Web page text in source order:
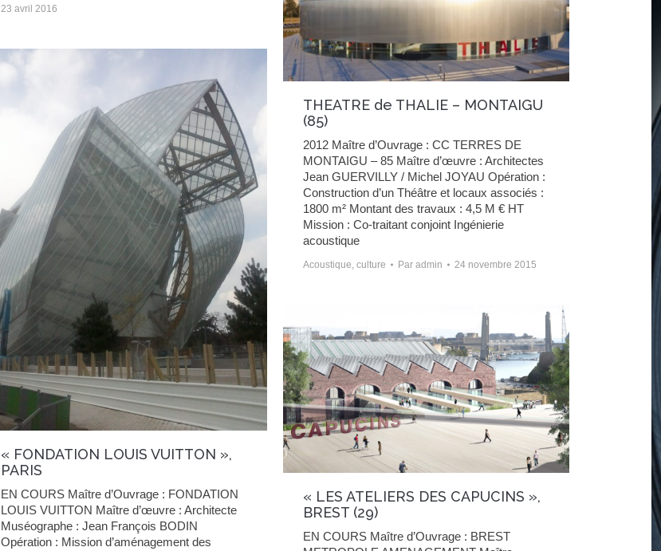
23 avril 2016
THEATRE de THALIE – MONTAIGU
(85)
2012 Maître d’Ouvrage : CC TERRES DE
MONTAIGU – 85 Maître d’œuvre : Architectes
Jean GUERVILLY / Michel JOYAU Opération :
Construction d’un Théâtre et locaux associés :
1800 m² Montant des travaux : 4,5 M € HT
Mission : Co-traitant conjoint Ingénierie
acoustique
Acoustique, culture Par admin 24 novembre 2015
« FONDATION LOUIS VUITTON »,
PARIS
EN COURS Maître d’Ouvrage : FONDATION
LOUIS VUITTON Maître d’œuvre : Architecte
Muséographe : Jean François BODIN
Opération : Mission d’aménagement des
« LES ATELIERS DES CAPUCINS »,
BREST (29)
EN COURS Maître d’Ouvrage : BREST